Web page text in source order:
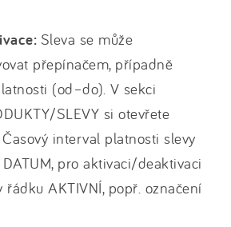
: Sleva se může
přepínačem, případně
(od–do). V sekci
SLEVY si otevřete
interval platnosti slevy
pro aktivaci/deaktivaci
AKTIVNÍ, popř. označení